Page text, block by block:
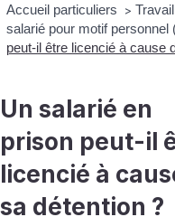
Accueil particuliers >
salarié pour motif personnel
peut-il être licencié à cause
Un salarié en
prison peut-il
licencié à
sa détention ?